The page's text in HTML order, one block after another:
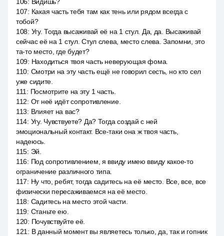
107: Какая часть тебя там как тень или рядом всегда с
тобой?
108: Угу. Тогда высаживай её на 1 стул. Да, да. Высаживай
сейчас её на 1 стул. Стул слева, место слева. Запомни, это
та-то место, где будет?
109: Находиться твоя часть неверующая фома.
110: Смотри на эту часть ещё не говорил сесть, но кто сел
уже сидите.
111 : Посмотрите на эту 1 часть.
112: От неё идёт сопротивление.
113: Влияет на вас?
114: Угу. Чувствуете? Да? Тогда создай с ней
эмоциональный контакт. Все-таки она ж твоя часть,
надеюсь.
115: Эй.
116: Под сопротивлением, я ввиду имею ввиду какое-то
ограничение различного типа.
117: Ну что, ребят, тогда садитесь на её место. Все, все, все
физически пересаживаемся на её место.
118: Садитесь на место этой части.
119: Станьте ею.
120: Почувствуйте её.
121 : В данный момент вы являетесь только, да, так и гопник